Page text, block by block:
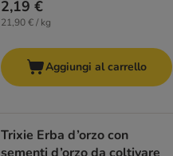
2,19 €
21,90 € / kg
Aggiungi al carrello
Trixie Erba d’orzo con